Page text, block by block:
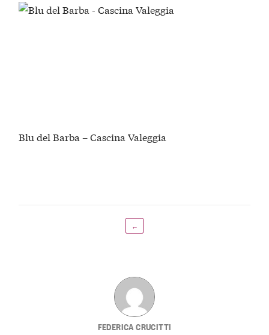
Blu del Barba – Cascina Valeggia
←
FEDERICA CRUCITTI